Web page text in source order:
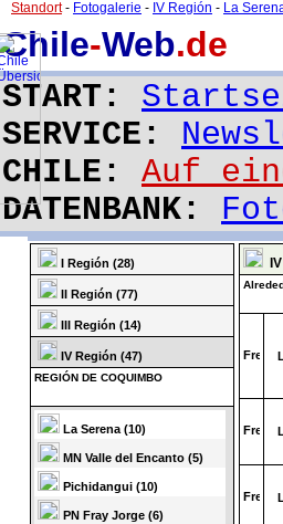
Chile-Web.de
START:
SERVICE:
CHILE: Auf
DATENBANK:
Standort- Fotogalerie - IV Región - La
I Región (28)
II Región (77)
III Región (14)
IV Región (47)
REGIÓN DE COQUIMBO
La Serena (10)
MN Valle del Encanto (5)
Pichidangui (10)
PN Fray Jorge (6)